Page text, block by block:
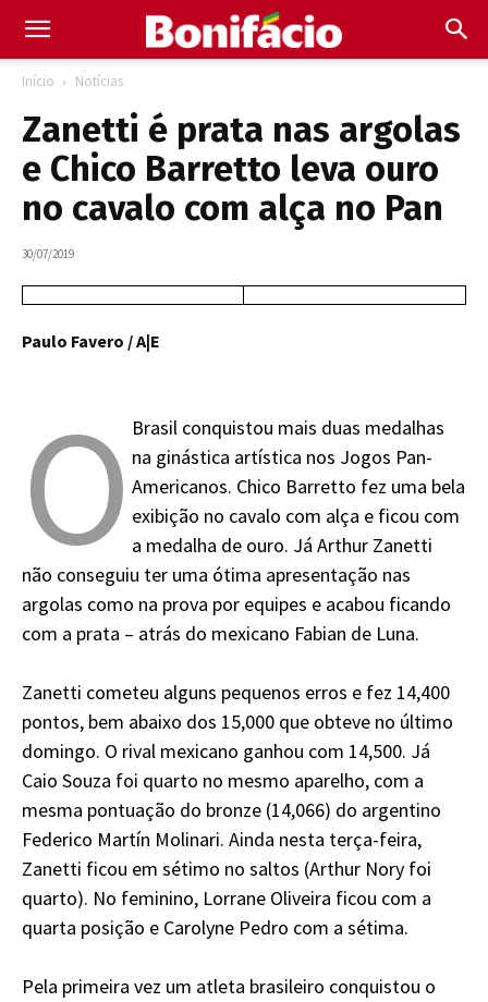
Início Notícias
Zanetti é prata nas argolas
e Chico Barretto leva ouro
no cavalo com alça no Pan
30/07/2019
Paulo Favero / A|E
O Brasil conquistou mais duas medalhas
na ginástica artística nos Jogos Pan-
Americanos. Chico Barretto fez uma bela
exibição no cavalo com alça e ficou com
a medalha de ouro. Já Arthur Zanetti
não conseguiu ter uma ótima apresentação nas
argolas como na prova por equipes e acabou ficando
com a prata – atrás do mexicano Fabian de Luna.
Zanetti cometeu alguns pequenos erros e fez 14,400
pontos, bem abaixo dos 15,000 que obteve no último
domingo. O rival mexicano ganhou com 14,500. Já
Caio Souza foi quarto no mesmo aparelho, com a
mesma pontuação do bronze (14,066) do argentino
Federico Martín Molinari. Ainda nesta terça-feira,
Zanetti ficou em sétimo no saltos (Arthur Nory foi
quarto). No feminino, Lorrane Oliveira ficou com a
quarta posição e Carolyne Pedro com a sétima.
Pela primeira vez um atleta brasileiro conquistou o